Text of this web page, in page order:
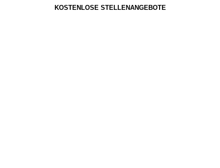
KOSTENLOSE STELLENANGEBOTE